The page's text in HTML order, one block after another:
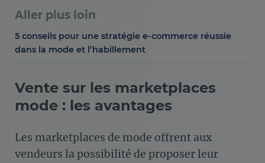
Aller plus loin
5 conseils pour une stratégie e-commerce réussie
dans la mode et l’habillement
Vente sur les marketplaces
mode : les avantages
Les marketplaces de mode offrent aux
vendeurs la possibilité de proposer leur